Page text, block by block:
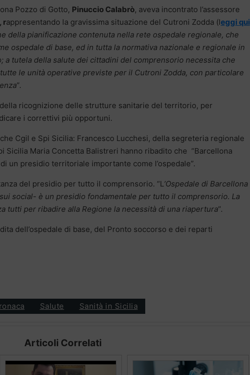
Pozzo di Gotto, Pinuccio Calabrò, aveva incontrato l’assessore
rappresentando la gravissima situazione del Cutroni Zodda (leggi qui
della pianificazione contenuta nella rete ospedale regionale, che
ospedale di base, ed in tutta la normativa nazionale e regionale in
a tutela della salute dei cittadini del comprensorio necessita che
le unità operative previste per il Cutroni Zodda, con particolare
”.
della ricognizione delle strutture sanitarie del territorio, per
i correttivi più opportuni.
Cgil e Spi Sicilia: Francesco Lucchesi, della segreteria regionale
Sicilia Maria Concetta Balistreri hanno ribadito che “Barcellona
un presidio territoriale importante come l’ospedale”.
del presidio per tutto il comprensorio. “L ’Ospedale di Barcellona
social- è un presidio fondamentale per tutto il comprensorio. La
tutti per ribadire alla Regione la necessità di una riapertura”.
dell’ospedale di base, del Pronto soccorso e dei reparti
Salute Sanità in Sicilia
Articoli Correlati